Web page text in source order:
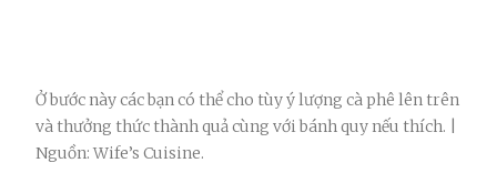
Ở bước này các bạn có thể cho tùy ý lượng cà phê lên trên
và thưởng thức thành quả cùng với bánh quy nếu thích. |
Nguồn: Wife’s Cuisine.